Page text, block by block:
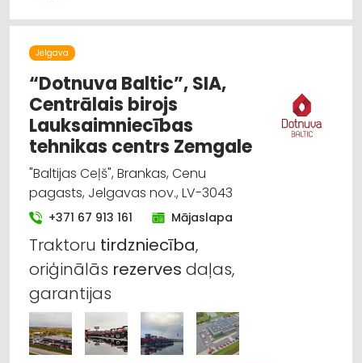
LABOŠANA, REMONTS
IEKRAUŠANAS UN IZKRAUŠANAS TEHNIKA
MEŽKOPĪBAS UN MEŽIZSTRĀDES TEHNIKA
Jelgava
“Dotnuva Baltic”, SIA,
Centrālais birojs
Lauksaimniecības
tehnikas centrs Zemgale
"Baltijas Ceļš", Brankas, Cenu
pagasts, Jelgavas nov., LV-3043
+371 67 913 161 Mājaslapa
Traktoru tirdzniecība,
oriģinālās rezerves daļas,
garantijas